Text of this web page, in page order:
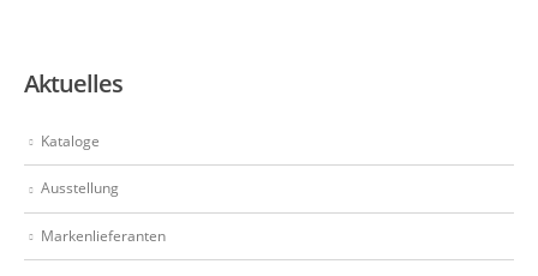
Aktuelles
Kataloge
Ausstellung
Markenlieferanten